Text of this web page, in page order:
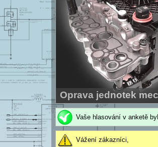
Vaše hlasování v anketě
Vážení zákazníci,